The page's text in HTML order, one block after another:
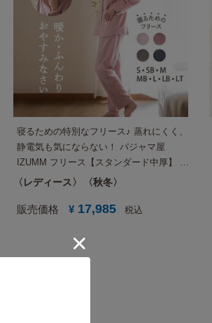
寝るための特別なフリース♪ 蒸れにくく、
静電気も気にならない！ パジャマ屋
IZUMM フリース【スタンダード中厚】 冬
用 長袖 前開き あったか パジャマ レディ
レディース 秋冬
販売価格 ¥ 17,985 税込